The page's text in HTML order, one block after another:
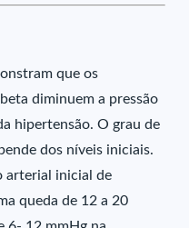
que os
diminuem a pressão
hipertensão. O grau de
dos níveis iniciais.
arterial inicial de
queda de 12 a 20